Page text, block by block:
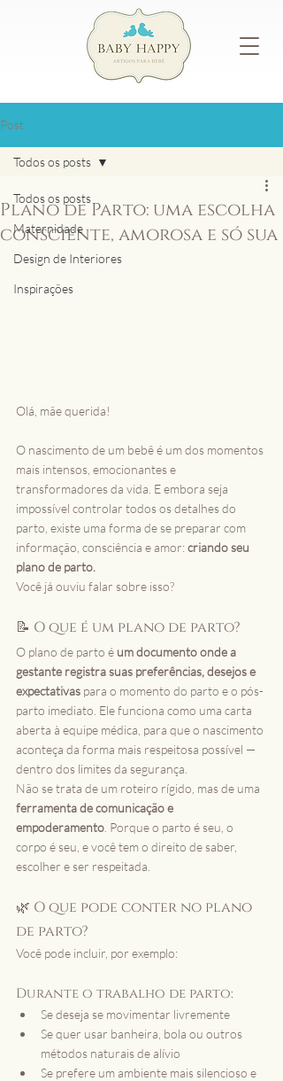
Post
Todos os posts
Maternidade
Design de Interiores
Inspirações
Todos os posts
Plano de Parto: uma escolha
consciente, amorosa e só sua
Olá, mãe querida!
O nascimento de um bebê é um dos momentos
mais intensos, emocionantes e
transformadores da vida. E embora seja
impossível controlar todos os detalhes do
parto, existe uma forma de se preparar com
informação, consciência e amor: criando seu
plano de parto.
Você já ouviu falar sobre isso?
📝 O que é um plano de parto?
O plano de parto é um documento onde a
gestante registra suas preferências, desejos e
expectativas para o momento do parto e o pós-
parto imediato. Ele funciona como uma carta
aberta à equipe médica, para que o nascimento
aconteça da forma mais respeitosa possível —
dentro dos limites da segurança.
Não se trata de um roteiro rígido, mas de uma
ferramenta de comunicação e
empoderamento . Porque o parto é seu, o
corpo é seu, e você tem o direito de saber,
escolher e ser respeitada.
🌿 O que pode conter no plano
de parto?
Você pode incluir, por exemplo:
Durante o trabalho de parto:
Se deseja se movimentar livremente
Se quer usar banheira, bola ou outros
métodos naturais de alívio
Se prefere um ambiente mais silencioso e